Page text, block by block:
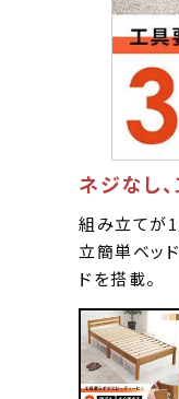
ネジなし
組み立てが
立簡単ベッ
ドを搭載。